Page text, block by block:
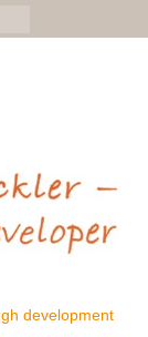
development